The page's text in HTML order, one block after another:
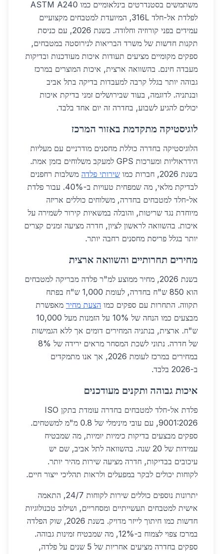
משתמשים בסטנדרטים בינלאומיים כמו ASTM A240
לפלדת אל-חלד 316L, המיועדת למטבחים מקצועיים
עמידים בפני קורוזיה וחלודה. בשנת 2026, עם כניסת
תקנות חדשות של משרד הבריאות לנירוסטה במטבחים,
ספקים מקומיים מציעים תעודות איכות מעודכנות ובדיקות
מעבדה חינם. בהשוואה ארצית, איכות המוצרים במרכז
גבוהה יותר בגלל קרבה למעבדות בדיקה בתל אביב
ובנתניה. לדוגמה, בעוד שבירושלים זמני בדיקת איכות
יכולים להגיע לשבוע, בחדרה זה יום אחד בלבד.
לוגיסטיקה מתקדמת באזור המרכז
הלוגיסטיקה בחדרה כוללת מחסנים מודרניים עם מעליות
הידראוליות ומערכות GPS למעקב משלוחים בזמן אמת.
בשנת 2026, חברות כמו
שירותי פלדה משלבות רחפנים
לבדיקת מלאי, מה שמפחית טעויות ב-40%. עבור פלדת
אל-חלד למטבחים בחדרה, משלוחים כוללים אריזה
מיוחדת נגד שריטות, והובלה במשאיות קירור לשמירה על
איכות. בהשוואה לראשון לציון, חדרה מציעה זמנים קצרים
יותר בגלל פריסת מחסנים רחבה יותר.
מחירים תחרותיים והשוואה ארצית
בשנת 2026, מחיר ממוצע למ"ר פלדה מבריקה למטבחים
הוא 850 ש"ח בחדרה, לעומת 1,000 ש"ח בפתח
תקווה. התחרות עם ספקים כמו הצעת מחיר מאפשרת
מבצעים כמו הנחה של 10% על הזמנות מעל 10,000
ש"ח. ארצית, בנתניה המחירים דומים אך ללא הגמישות
של חדרה. נתוני לשכת המסחר מראים ירידה של 8%
במחירים במרכז לעומת 2026, אך אנו מתמקדים
ב-2026 בלבד.
איכות גבוהה ותקנים מעודכנים
פלדת אל-חלד למטבחים בחדרה עומדת בתקן ISO
9001:2026, עם עובי מינימלי של 0.8 מ"מ למשטחים.
ספקים מבצעים בדיקות כימיות יומיות, מה שמבטיח
עמידות של 20 שנה. בהשוואה לתל אביב, שם יש
עיכובים בבדיקות, חדרה מציעה שירות מהיר יותר.
לקוחות יכולים לבקר במפעלים ולראות תהליכי ייצור חיים.
יתרונות נוספים כוללים שירות לקוחות 24/7, התאמה
אישית למטבחים תעשייתיים ומסחריים, ושילוב טכנולוגיות
חדשות כמו חיתוך לייזר מדויק. בשנת 2026, שוק הפלדה
במרכז צפוי לצמוח ב-12%, מה שמבטיח זמינות גבוהה.
ספקים בחדרה מציעים אחריות של 5 שנים על פלדה,